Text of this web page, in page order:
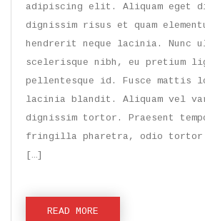
adipiscing elit. Aliquam eget
dignissim risus et quam
hendrerit neque lacinia. Nunc
scelerisque nibh, eu pretium
pellentesque id. Fusce mattis
lacinia blandit. Aliquam vel
dignissim tortor. Praesent
fringilla pharetra, odio tortor
[…]
READ MORE